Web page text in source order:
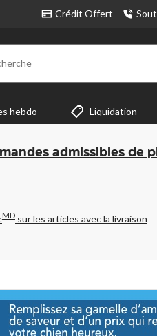
Crédit Offert
hebdo Liquidation
admissibles de
MD sur les articles avec la livraison